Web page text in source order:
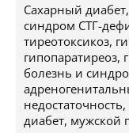
Сахарный
синдром СТГ-
тиреотоксикоз,
болезнь и
диабет, мужской